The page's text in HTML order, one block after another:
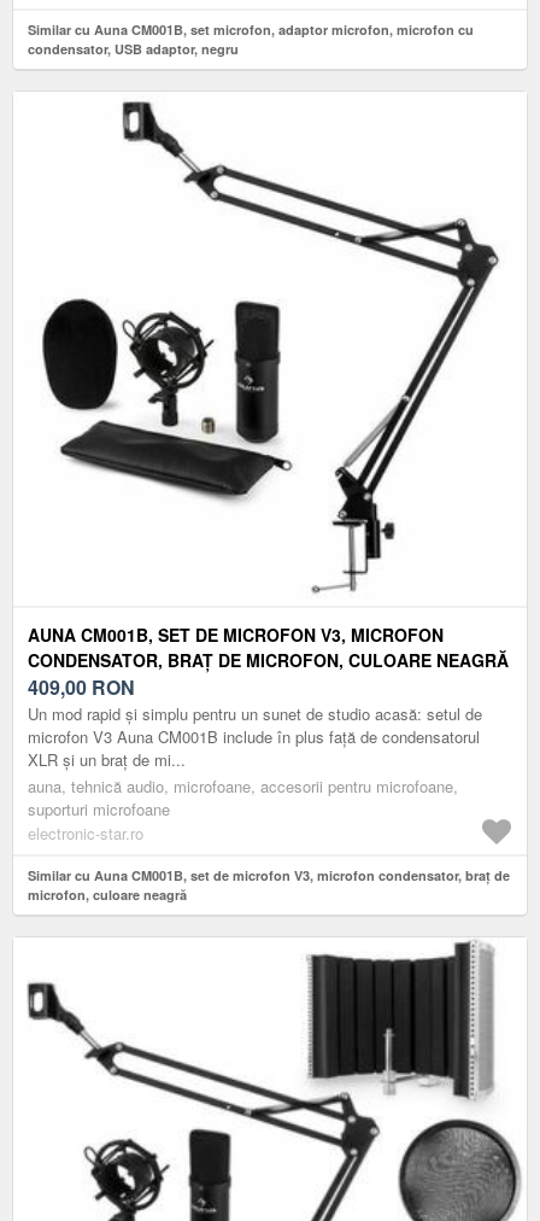
Similar cu Auna CM001B, set microfon, adaptor microfon, microfon cu
condensator, USB adaptor, negru
AUNA CM001B, SET DE MICROFON V3, MICROFON
CONDENSATOR, BRAȚ DE MICROFON, CULOARE NEAGRĂ
409,00 RON
Un mod rapid și simplu pentru un sunet de studio acasă: setul de
microfon V3 Auna CM001B include în plus față de condensatorul
XLR și un braț de mi...
auna, tehnică audio, microfoane, accesorii pentru microfoane,
suporturi microfoane
electronic-star.ro
Similar cu Auna CM001B, set de microfon V3, microfon condensator, braț de
microfon, culoare neagră